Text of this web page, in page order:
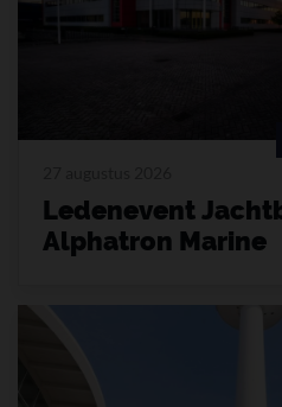
Ledenevent
Alphatron Marine